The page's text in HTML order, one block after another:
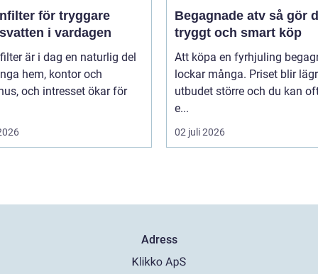
för tryggare
i vardagen
är i dag en naturlig del
hem, kontor och
och intresset ökar för
Begagnade atv så gör du ett
tryggt och smart köp
Att köpa en fyrhjuling
lockar många. Priset blir
utbudet större och du kan
e...
02 juli 2026
Adress